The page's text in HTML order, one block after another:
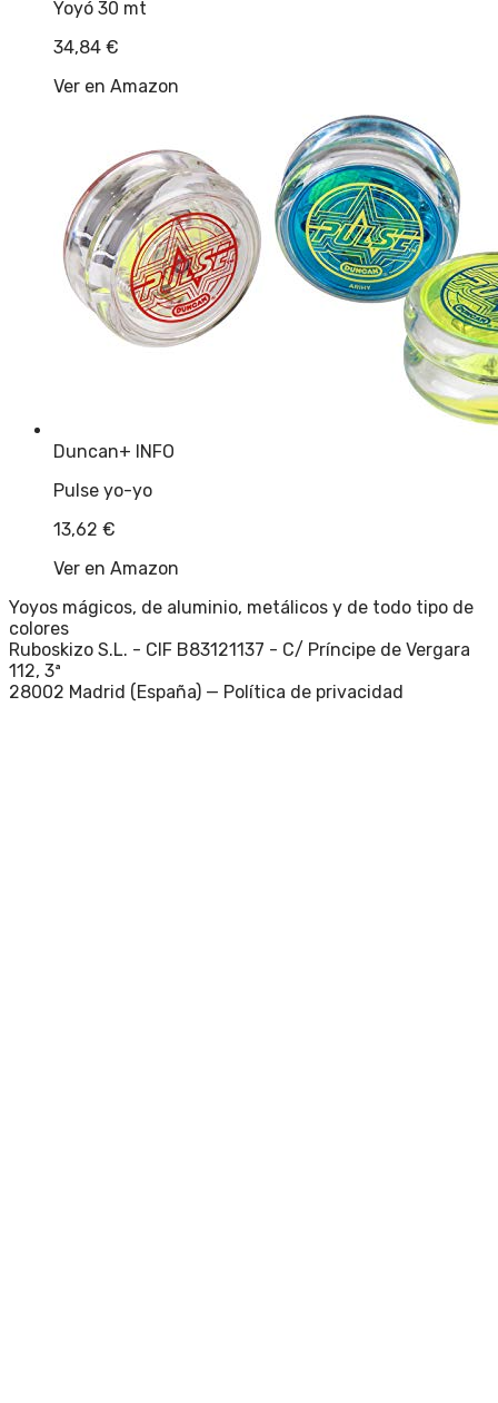
Yoyó 30 mt
34,84 €
Ver en Amazon
Duncan+ INFO
Pulse yo-yo
13,62 €
Ver en Amazon
Yoyos mágicos, de aluminio, metálicos y de todo tipo de
colores
Ruboskizo S.L. - CIF B83121137 - C/ Príncipe de Vergara
112, 3ª
28002 Madrid (España) — Política de privacidad